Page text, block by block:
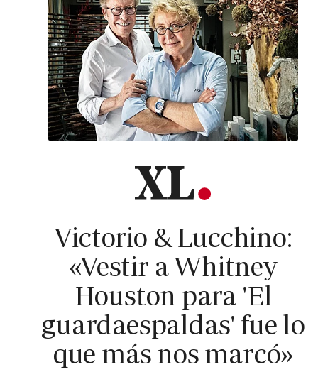
Victorio & Lucchino:
«Vestir a Whitney
Houston para 'El
guardaespaldas' fue lo
que más nos marcó»